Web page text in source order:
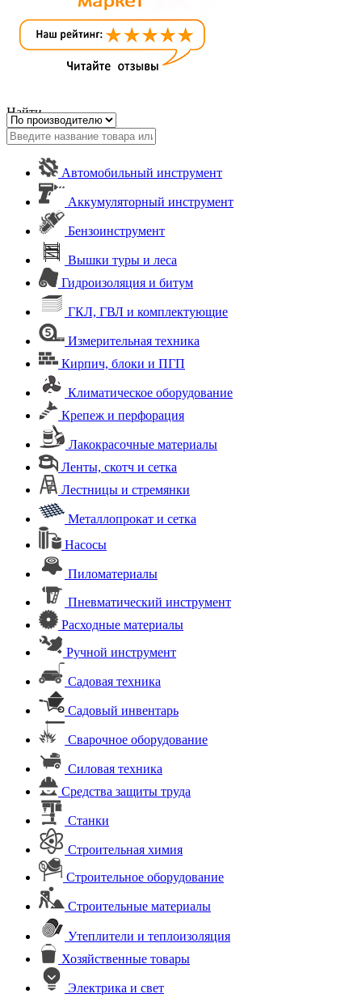
Найти
Автомобильный инструмент
Аккумуляторный инструмент
Бензоинструмент
Вышки туры и леса
Гидроизоляция и битум
ГКЛ, ГВЛ и комплектующие
Измерительная техника
Кирпич, блоки и ПГП
Климатическое оборудование
Крепеж и перфорация
Лакокрасочные материалы
Ленты, скотч и сетка
Лестницы и стремянки
Металлопрокат и сетка
Насосы
Пиломатериалы
Пневматический инструмент
Расходные материалы
Ручной инструмент
Садовая техника
Садовый инвентарь
Сварочное оборудование
Силовая техника
Средства защиты труда
Станки
Строительная химия
Строительное оборудование
Строительные материалы
Утеплители и теплоизоляция
Хозяйственные товары
Электрика и свет